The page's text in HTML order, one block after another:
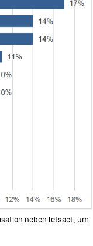
neben letsact, um